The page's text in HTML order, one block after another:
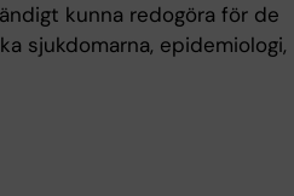
kunna redogöra för de
sjukdomarna, epidemiologi,